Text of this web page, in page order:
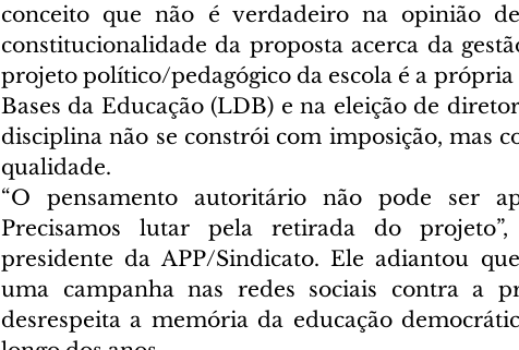
conceito que não é verdadeiro na opinião
constitucionalidade da proposta acerca da
projeto político/pedagógico da escola é a própria
Bases da Educação (LDB) e na eleição de
disciplina não se constrói com imposição, mas
qualidade.
“O pensamento autoritário não pode ser
Precisamos lutar pela retirada do
presidente da APP/Sindicato. Ele adiantou
uma campanha nas redes sociais contra a
desrespeita a memória da educação